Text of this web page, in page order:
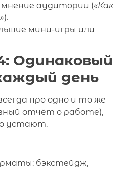
аудитории («Как
).
мини-игры или
Одинаковый
день
про одно и то же
отчёт о работе),
устают.
бэкстейдж,